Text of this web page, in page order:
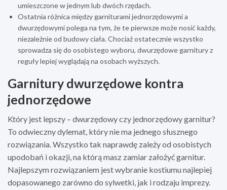
umieszczone w jednym lub dwóch rzędach.
Ostatnia różnica między garniturami jednorzędowymi a
dwurzędowymi polega na tym, że te pierwsze może nosić każdy,
niezależnie od budowy ciała. Chociaż ostatecznie wszystko
sprowadza się do osobistego wyboru, dwurzędowe garnitury z
reguły lepiej wyglądają na osobach wyższych.
Garnitury dwurzędowe kontra
jednorzędowe
Który jest lepszy – dwurzędowy czy jednorzędowy garnitur?
To odwieczny dylemat, który nie ma jednego słusznego
rozwiązania. Wszystko tak naprawdę zależy od osobistych
upodobań i okazji, na którą masz zamiar założyć garnitur.
Najlepszym rozwiązaniem jest wybranie kostiumu najlepiej
dopasowanego zarówno do sylwetki, jak i rodzaju imprezy.